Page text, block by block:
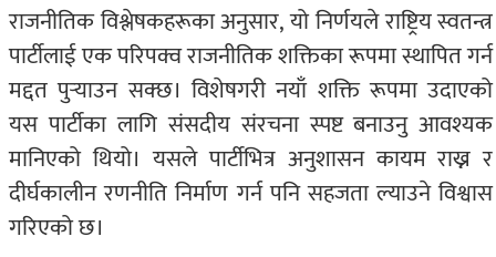
राजनीतिक विश्लेषकहरूका अनुसार, यो निर्णयलेराष्ट्रिय स्वतन्त्र
पार्टीलाई एक परिपक्व राजनीतिक शक्तिका रूपमा स्थापित गर्न
मद्दत पुर्‍याउन सक्छ। विशेषगरी नयाँ शक्ति रूपमा उदाएको
यस पार्टीका लागि संसदीय संरचना स्पष्ट बनाउनु आवश्यक
मानिएको थियो। यसले पार्टीभित्र अनुशासन कायम राख्न र
दीर्घकालीन रणनीति निर्माण गर्न पनि सहजता ल्याउने विश्वास
गरिएको छ।